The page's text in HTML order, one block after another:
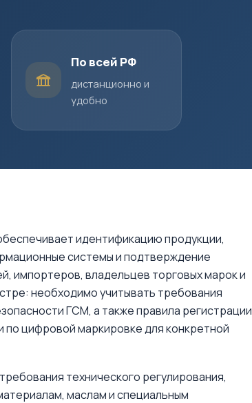
По всей РФ
дистанционно и
удобно
идентификацию продукции,
системы и подтверждение
импортеров, владельцев торговых марок и
необходимо учитывать требования
ГСМ, а также правила регистрации
по цифровой маркировке для конкретной
технического регулирования,
маслам и специальным